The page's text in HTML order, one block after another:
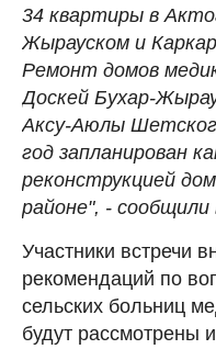
34 квартиры в
Жырауском и
Ремонт домов
Доскей Бухар-
Аксу-Аюлы
год запланирован
реконструкцией
районе", - сообщили
Участники встречи
рекомендаций по
сельских больниц
будут рассмотрены